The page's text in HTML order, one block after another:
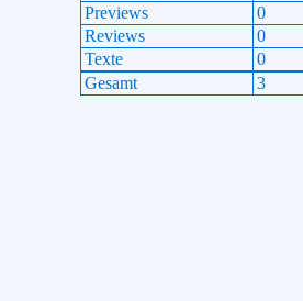
Previews
0
Reviews
0
Texte
0
Gesamt
3